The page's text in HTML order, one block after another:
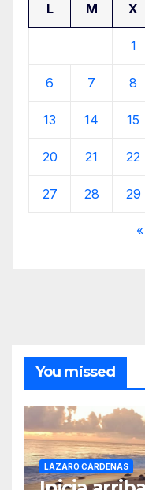
L M X
1
6 7 8
13 14 15
20 21 22
27 28 29
You missed
LÁZARO CÁRDENAS